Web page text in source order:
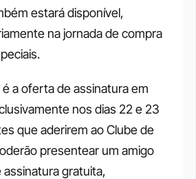
estará disponível,
na jornada de compra
a oferta de assinatura em
nos dias 22 e 23
que aderirem ao Clube de
presentear um amigo
gratuita,